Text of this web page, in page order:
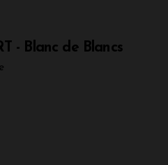
- Blanc de Blancs